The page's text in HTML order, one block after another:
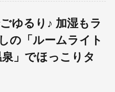
ゆるり♪ 加湿もラ
の「ルームライト
」でほっこりタ